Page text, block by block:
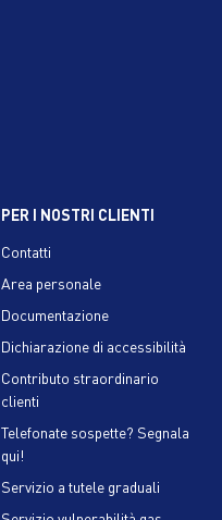
PER I NOSTRI CLIENTI
Contatti
Area personale
Documentazione
Dichiarazione di accessibilità
Contributo straordinario
clienti
Telefonate sospette? Segnala
qui!
Servizio a tutele graduali